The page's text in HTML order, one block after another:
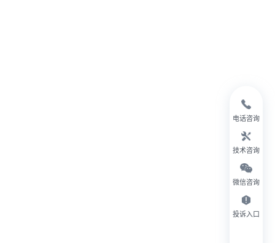
电话咨询
技术咨询
微信咨询
投诉入口